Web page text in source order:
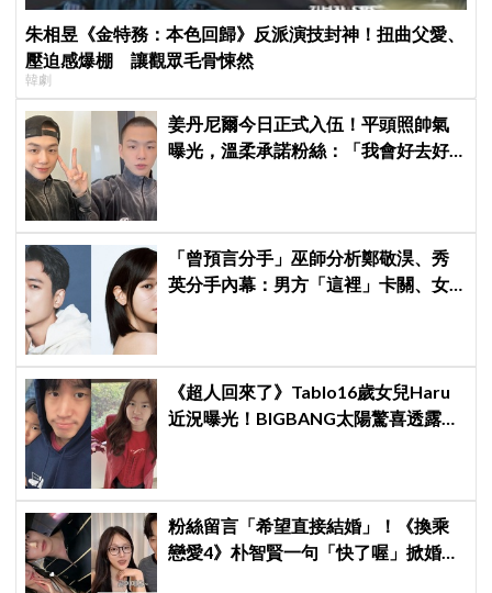
朱相昱《金特務：本色回歸》反派演技封神！扭曲父愛、
壓迫感爆棚 讓觀眾毛骨悚然
韓劇
姜丹尼爾今日正式入伍！平頭照帥氣
曝光，溫柔承諾粉絲：「我會好去好
「曾預言分手」巫師分析鄭敬淏、秀
英分手內幕：男方「這裡」卡關、女
《超人回來了》Tablo16歲女兒Haru
近況曝光！BIGBANG太陽驚喜透露：
粉絲留言「希望直接結婚」！《換乘
戀愛4》朴智賢一句「快了喔」掀婚訊